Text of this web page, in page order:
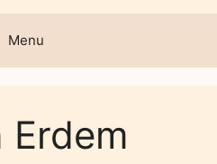
Menu
Erdem